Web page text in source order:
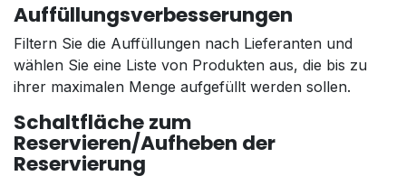
Auffüllungsverbesserungen
Filtern Sie die Auffüllungen nach Lieferanten und
wählen Sie eine Liste von Produkten aus, die bis zu
ihrer maximalen Menge aufgefüllt werden sollen.
Schaltfläche zum
Reservieren/Aufheben der
Reservierung